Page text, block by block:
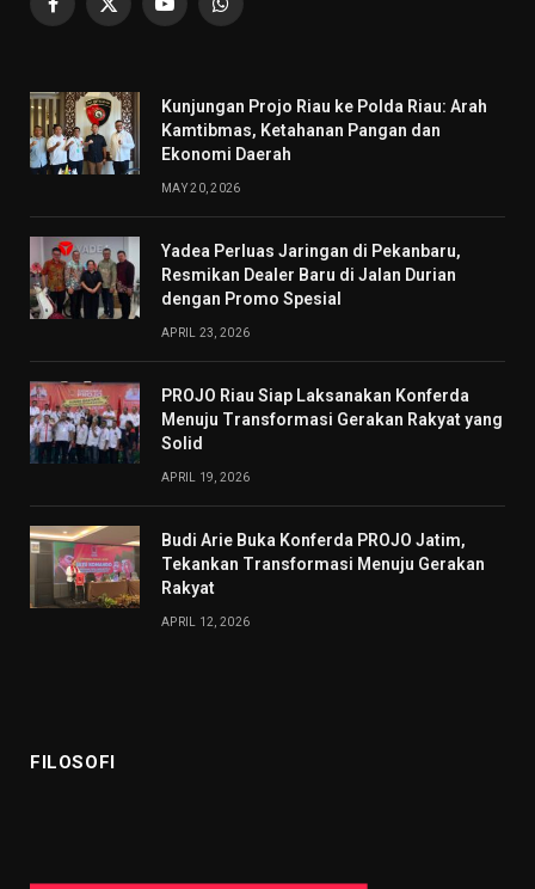
Facebook
X
YouTubeWhatsApp
Kunjungan Projo Riau ke Polda Riau: Arah
Kamtibmas, Ketahanan Pangan dan
Ekonomi Daerah
MAY 20, 2026
Yadea Perluas Jaringan di Pekanbaru,
Resmikan Dealer Baru di Jalan Durian
dengan Promo Spesial
APRIL 23, 2026
PROJO Riau Siap Laksanakan Konferda
Menuju Transformasi Gerakan Rakyat yang
Solid
APRIL 19, 2026
Budi Arie Buka Konferda PROJO Jatim,
Tekankan Transformasi Menuju Gerakan
Rakyat
APRIL 12, 2026
FILOSOFI